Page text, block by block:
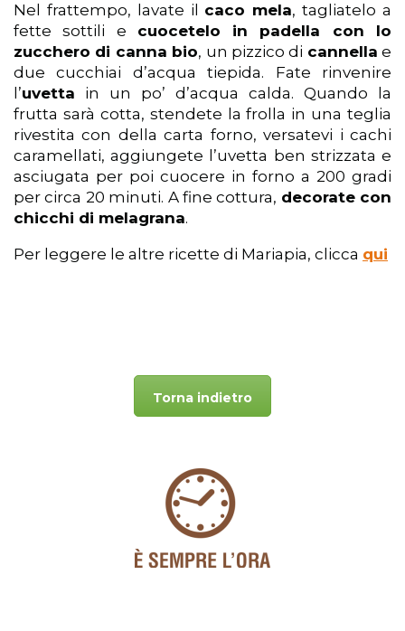
Nel frattempo, lavate il caco mela, tagliatelo a
fette sottili e cuocetelo in padella con lo
zucchero di canna bio, un pizzico di cannella e
due cucchiai d’acqua tiepida. Fate rinvenire
l’uvetta in un po’ d’acqua calda. Quando la
frutta sarà cotta, stendete la frolla in una teglia
rivestita con della carta forno, versatevi i cachi
caramellati, aggiungete l’uvetta ben strizzata e
asciugata per poi cuocere in forno a 200 gradi
per circa 20 minuti. A fine cottura, decorate con
chicchi di melagrana.
Per leggere le altre ricette di Mariapia, clicca qui
Torna indietro